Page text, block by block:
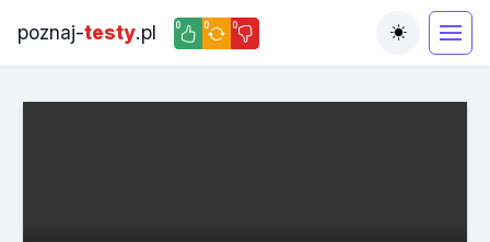
poznaj-testy.pl 0 0 0
Toggle